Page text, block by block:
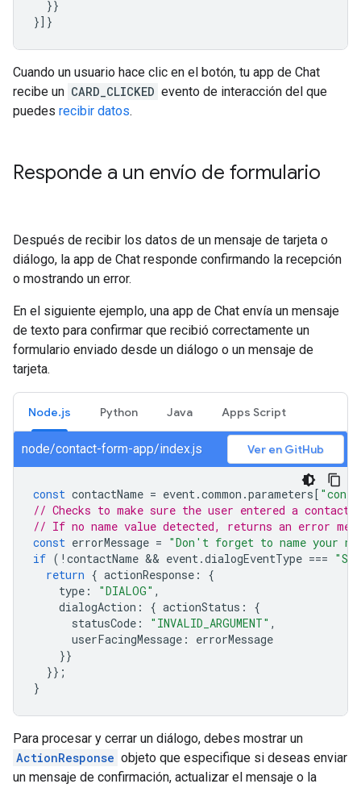
}}
}]}
Cuando un usuario hace clic en el botón, tu app de Chat
recibe un CARD_CLICKED evento de interacción del que
puedes recibir datos.
Responde a un envío de formulario
Después de recibir los datos de un mensaje de tarjeta o
diálogo, la app de Chat responde confirmando la recepción
o mostrando un error.
En el siguiente ejemplo, una app de Chat envía un mensaje
de texto para confirmar que recibió correctamente un
formulario enviado desde un diálogo o un mensaje de
tarjeta.
Node.js Python Java Apps Script
node/contact-form-app/index.js Ver en GitHub
const contactName = event.common .parameters[
// Checks to make sure the user entered a contact
// If no name value detected, returns an error
const errorMessage = "Don't forget to name your
if ( ! contactName && event.dialogEventType ===
return { actionResponse :
{
type : "DIALOG" ,
dialogAction : { actionStatus :
{
statusCode : "INVALID_ARGUMENT" ,
userFacingMessage :
errorMessage
}}
}};
}
Para procesar y cerrar un diálogo, debes mostrar un
ActionResponse objeto que especifique si deseas enviar
un mensaje de confirmación, actualizar el mensaje o la